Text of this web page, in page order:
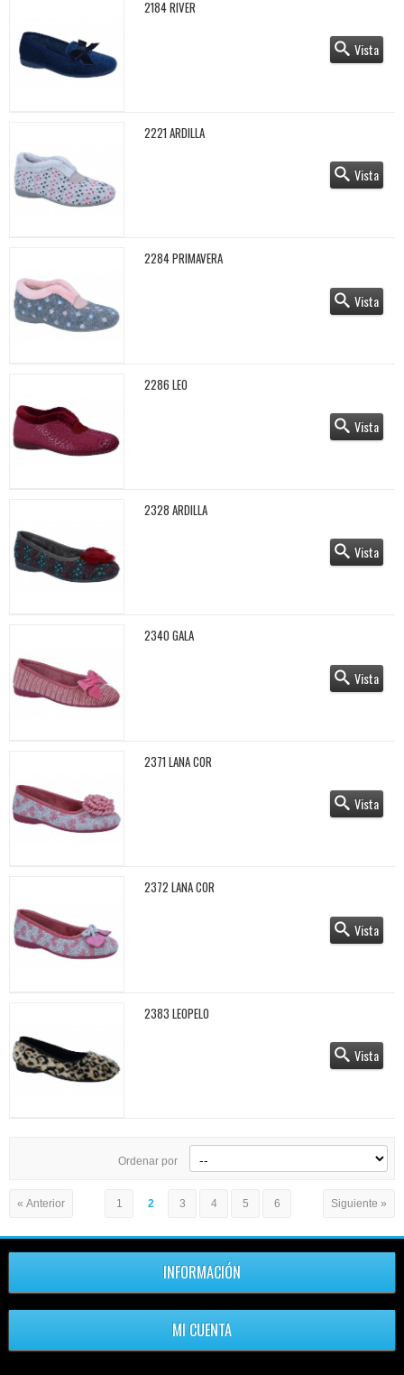
2184 RIVER
Vista
2221 ARDILLA
Vista
2284 PRIMAVERA
Vista
2286 LEO
Vista
2328 ARDILLA
Vista
2340 GALA
Vista
2371 LANA COR
Vista
2372 LANA COR
Vista
2383 LEOPELO
Vista
Ordenar por
« Anterior 1 2 3 4 5 6 Siguiente »
INFORMACIÓN
MI CUENTA